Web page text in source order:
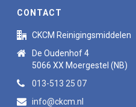
CONTACT
CKCM Reinigingsmiddelen
De Oudenhof 4
5066 XX Moergestel (NB)
013-513 25 07
info@ckcm.nl